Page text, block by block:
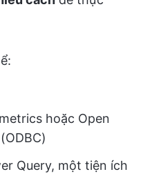
hoặc Open
Query, một tiện ích